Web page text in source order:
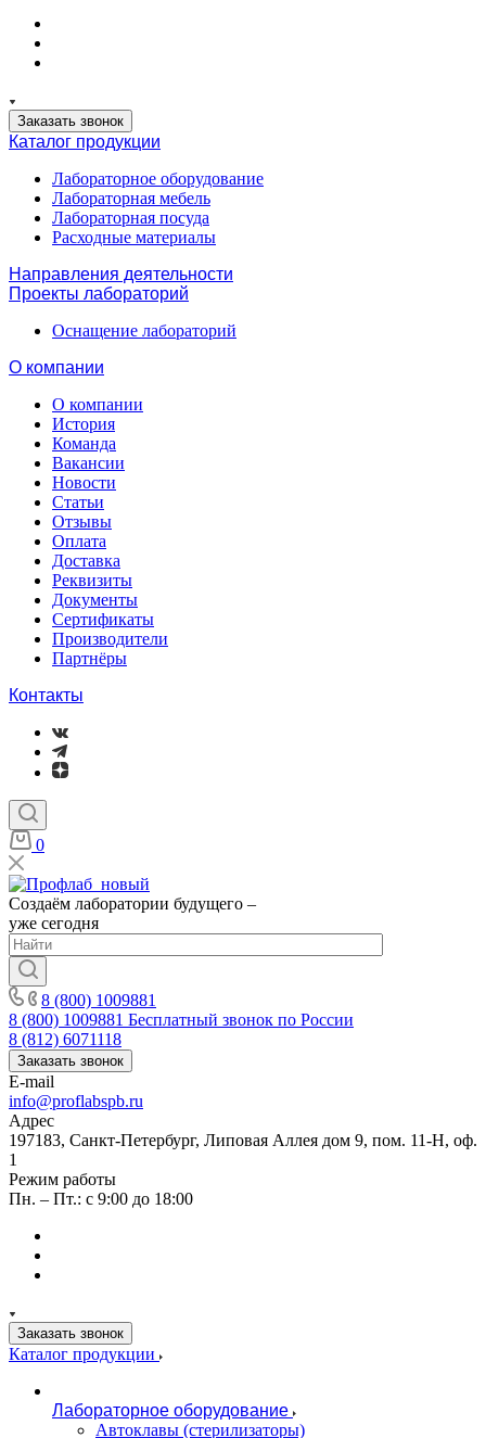
Заказать звонок
Каталог продукции
Лабораторное оборудование
Лабораторная мебель
Лабораторная посуда
Расходные материалы
Направления деятельности
Проекты лабораторий
Оснащение лабораторий
О компании
О компании
История
Команда
Вакансии
Новости
Статьи
Отзывы
Оплата
Доставка
Реквизиты
Документы
Сертификаты
Производители
Партнёры
Контакты
0
Создаём лаборатории будущего –
уже сегодня
8 (800) 1009881
8 (800) 1009881 Бесплатный звонок по России
8 (812) 6071118
Заказать звонок
E-mail
info@proflabspb.ru
Адрес
197183, Санкт-Петербург, Липовая Аллея дом 9, пом. 11-Н, оф.
1
Режим работы
Пн. – Пт.: с 9:00 до 18:00
Заказать звонок
Каталог продукции
Лабораторное оборудование
Автоклавы (стерилизаторы)